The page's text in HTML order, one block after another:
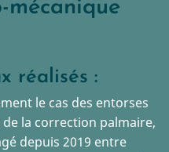
mécanique
réalisés :
le cas des entorses
la correction palmaire,
depuis 2019 entre